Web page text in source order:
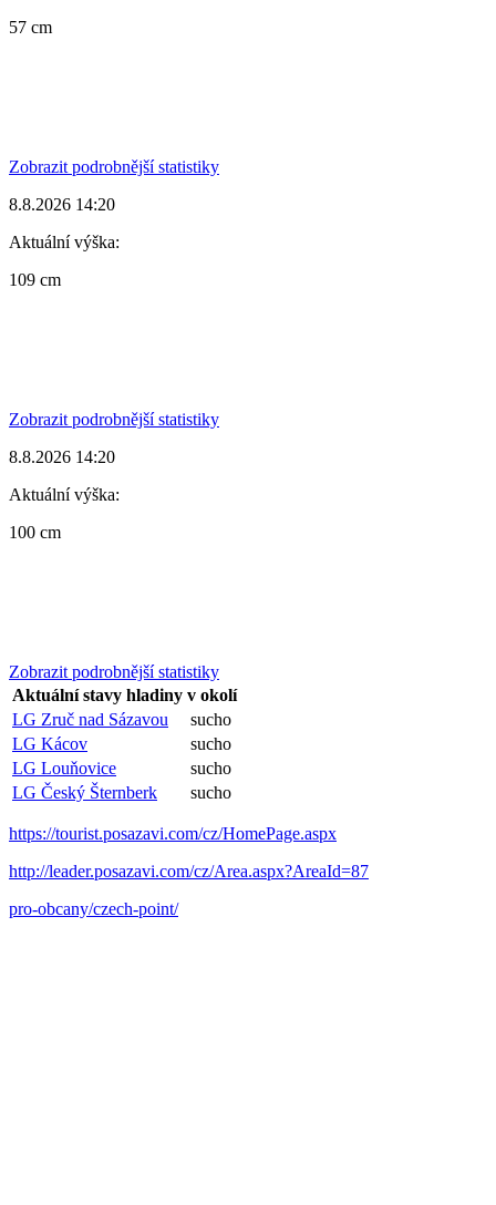
57 cm
Zobrazit podrobnější statistiky
8.8.2026 14:20
Aktuální výška:
109 cm
Zobrazit podrobnější statistiky
8.8.2026 14:20
Aktuální výška:
100 cm
Zobrazit podrobnější statistiky
Aktuální stavy hladiny v okolí
LG Zruč nad Sázavou
sucho
LG Kácov
sucho
LG Louňovice
sucho
LG Český Šternberk
sucho
https://tourist.posazavi.com/cz/HomePage.aspx
http://leader.posazavi.com/cz/Area.aspx?AreaId=87
pro-obcany/czech-point/